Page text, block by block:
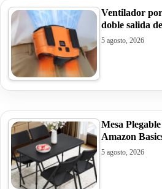
Ventilador
doble salida
5 agosto, 2026
Mesa
Amazon
5 agosto, 2026